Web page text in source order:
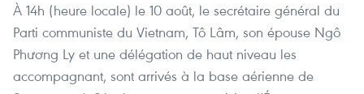
À 14h (heure locale) le 10 août, le secrétaire général du
Parti communiste du Vietnam, Tô Lâm, son épouse Ngô
Phương Ly et une délégation de haut niveau les
accompagnant, sont arrivés à la base aérienne de